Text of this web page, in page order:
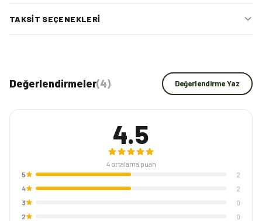
TAKSIT SEÇENEKLERI
Değerlendirmeler(4) Değerlendirme Yaz
4.5
4 ortalama puan
5
2
4
2
3
0
2
0